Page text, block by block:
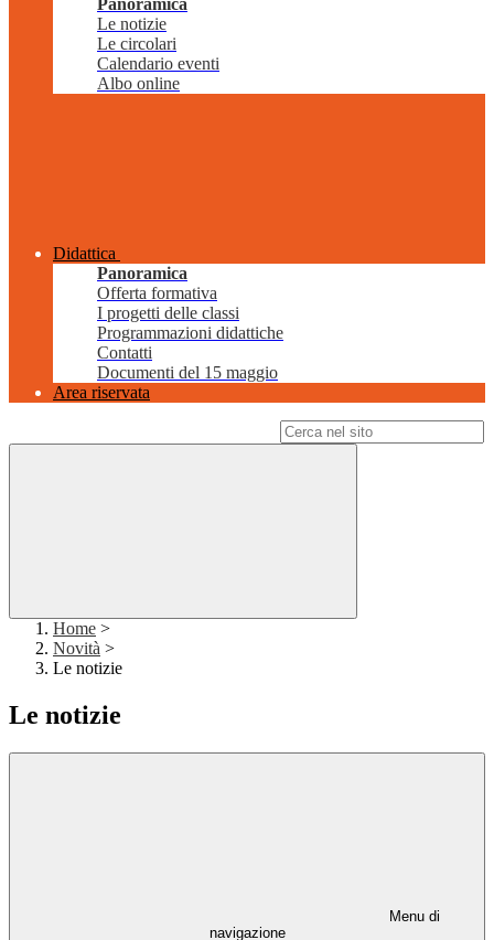
Panoramica
Le notizie
Le circolari
Calendario eventi
Albo online
Didattica
Panoramica
Offerta formativa
I progetti delle classi
Programmazioni didattiche
Contatti
Documenti del 15 maggio
Area riservata
Home >
Novità >
Le notizie
Le notizie
Menu di
navigazione